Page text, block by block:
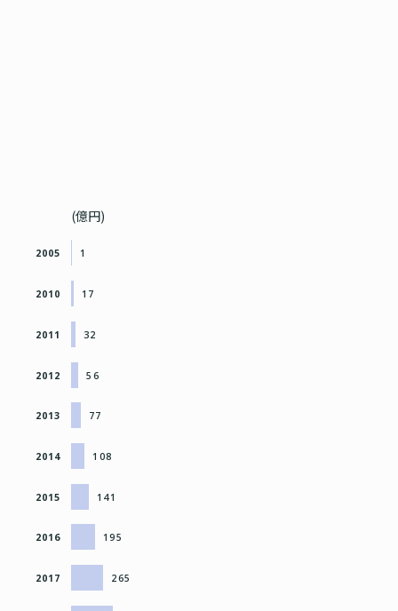
(億円)
1
2005
17
2010
32
2011
56
2012
77
2013
108
2014
141
2015
195
2016
265
2017